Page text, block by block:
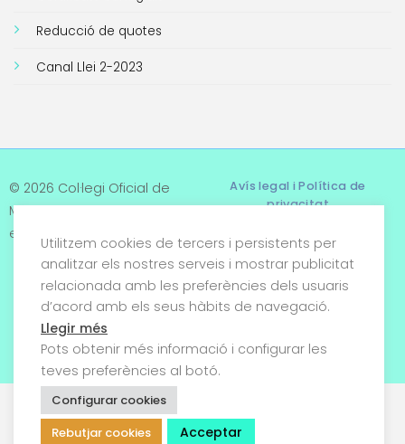
Reducció de quotes
Canal Llei 2-2023
© 2026 Col·legi Oficial de
Metges de Tarragona. Tots
els drets reservats
Avís legal i Política de
privacitat
Termes i condicions
Política de cookies
Utilitzem cookies de tercers i persistents per
analitzar els nostres serveis i mostrar publicitat
relacionada amb les preferències dels usuaris
d’acord amb els seus hàbits de navegació.
Llegir més
Pots obtenir més informació i configurar les
teves preferències al botó.
Configurar cookies
Rebutjar cookies
Acceptar